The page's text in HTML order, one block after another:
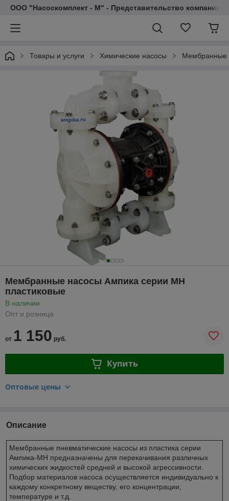
ООО "Насоскомплект - М" - Представительство компании
Товары и услуги Химические насосы Мембранные
Мембранные насосы Ампика серии МН
пластиковые
В наличии
Опт и розница
от 1 150 руб.
Купить
Оптовые цены
Описание
Мембранные пневматические насосы из пластика серии
Ампика-МН предназначены для перекачивания различных
химических жидкостей средней и высокой агрессивности.
Подбор материалов насоса осуществляется индивидуально к
каждому конкретному веществу, его концентрации,
температуре и т.д.